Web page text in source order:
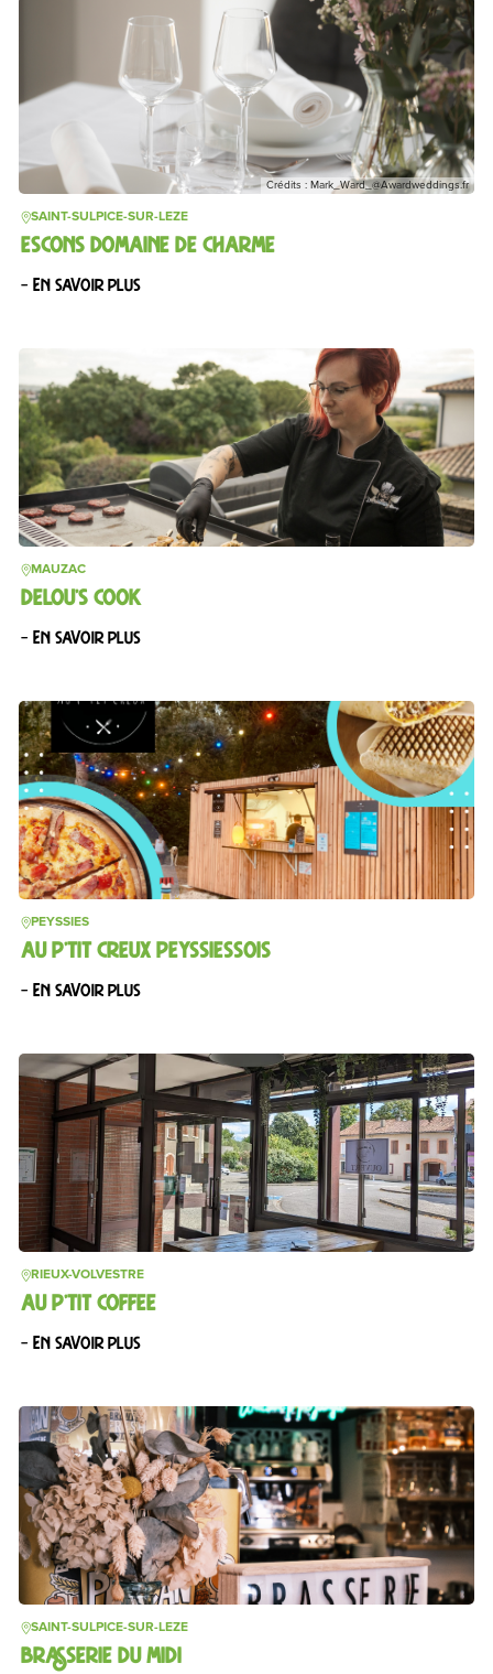
Crédits : Mark_Ward_@Awardweddings.fr
SAINT-SULPICE-SUR-LEZE
ESCONS DOMAINE DE CHARME
– En savoir plus
MAUZAC
DELOU’S COOK
– En savoir plus
PEYSSIES
AU P’TIT CREUX PEYSSIESSOIS
– En savoir plus
RIEUX-VOLVESTRE
AU P’TIT COFFEE
– En savoir plus
SAINT-SULPICE-SUR-LEZE
BRASSERIE DU MIDI